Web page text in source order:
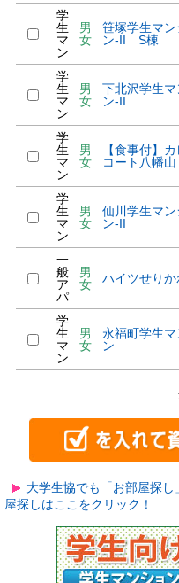
学
生
マ
ン
男
女
笹塚学生マン
ン-II S棟
学
生
マ
ン
男
女
下北沢学生マ
ン-II
学
生
マ
ン
男
女
【食事付】
コート八幡山
学
生
マ
ン
男
女
仙川学生マン
ン-II
一
般
ア
パ
男
女
ハイツせりか
学
生
マ
ン
男
女
永福町学生マ
ン
大学生協でも「お部屋探
屋探しはここをクリック！